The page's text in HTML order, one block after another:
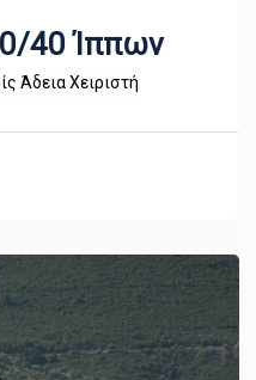
40 Ίππων
Άδεια Χειριστή